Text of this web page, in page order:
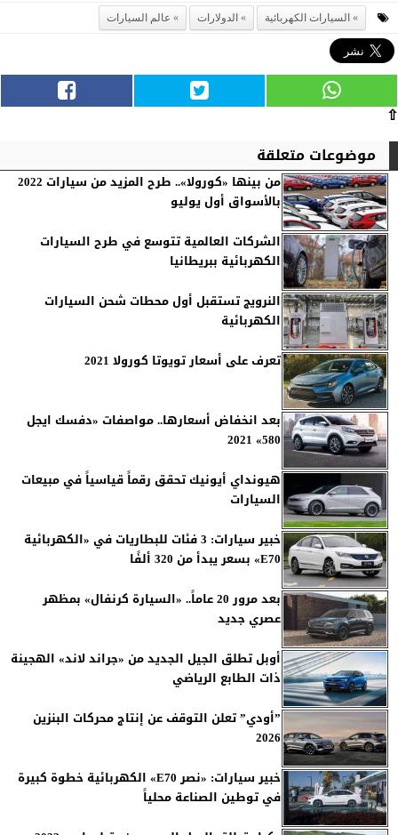
السيارات الكهربائية الدولارات عالم السيارات
⇧
موضوعات متعلقة
من بينها «كورولا».. طرح المزيد من سيارات 2022
بالأسواق أول يوليو
الشركات العالمية تتوسع في طرح السيارات
الكهربائية ببريطانيا
النرويج تستقبل أول محطات شحن السيارات
الكهربائية
تعرف على أسعار تويوتا كورولا 2021
بعد انخفاض أسعارها.. مواصفات «دفسك ايجل
580» 2021
هيونداي أيونيك تحقق رقماً قياسياً في مبيعات
السيارات
خبير سيارات: 3 فئات للبطاريات في «الكهربائية
E70» بسعر يبدأ من 320 ألفًا
بعد مرور 20 عاماً.. «السيارة كرنفال» بمظهر
عصري جديد
أوبل تطلق الجيل الجديد من «جراند لاند» الهجينة
ذات الطابع الرياضي
”أودي” تعلن التوقف عن إنتاج محركات البنزين
2026
خبير سيارات: «نصر E70» الكهربائية خطوة كبيرة
في توطين الصناعة محلياً